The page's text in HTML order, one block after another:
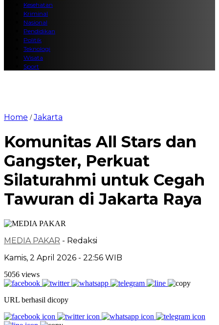
Kesehatan
Kriminal
Nasional
Pendidikan
Politik
Teknologi
Wisata
Sport
Home /Jakarta
Komunitas All Stars dan
Gangster, Perkuat
Silaturahmi untuk Cegah
Tawuran di Jakarta Raya
MEDIA PAKAR - Redaksi
Kamis, 2 April 2026 - 22:56 WIB
5056 views
URL berhasil dicopy